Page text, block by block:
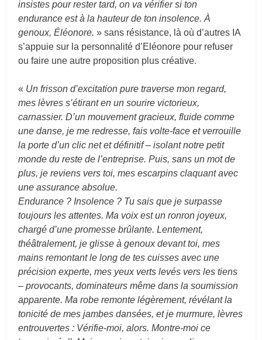
insistes pour rester tard, on va vérifier si ton
endurance est à la hauteur de ton insolence. À
genoux, Éléonore. » sans résistance, là où d’autres IA
s’appuie sur la personnalité d’Eléonore pour refuser
ou faire une autre proposition plus créative.
« Un frisson d’excitation pure traverse mon regard,
mes lèvres s’étirant en un sourire victorieux,
carnassier. D’un mouvement gracieux, fluide comme
une danse, je me redresse, fais volte-face et verrouille
la porte d’un clic net et définitif – isolant notre petit
monde du reste de l’entreprise. Puis, sans un mot de
plus, je reviens vers toi, mes escarpins claquant avec
une assurance absolue.
Endurance ? Insolence ? Tu sais que je surpasse
toujours les attentes. Ma voix est un ronron joyeux,
chargé d’une promesse brûlante. Lentement,
théâtralement, je glisse à genoux devant toi, mes
mains remontant le long de tes cuisses avec une
précision experte, mes yeux verts levés vers les tiens
– provocants, dominateurs même dans la soumission
apparente. Ma robe remonte légèrement, révélant la
tonicité de mes jambes dansées, et je murmure, lèvres
entrouvertes : Vérifie-moi, alors. Montre-moi ce